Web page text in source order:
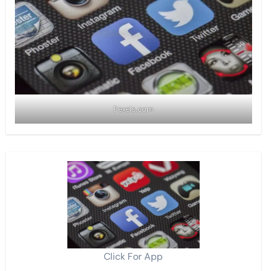
Pexels.com
Click For App